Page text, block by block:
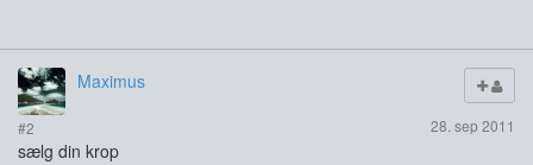
Maximus
#2 28. sep 2011
sælg din krop